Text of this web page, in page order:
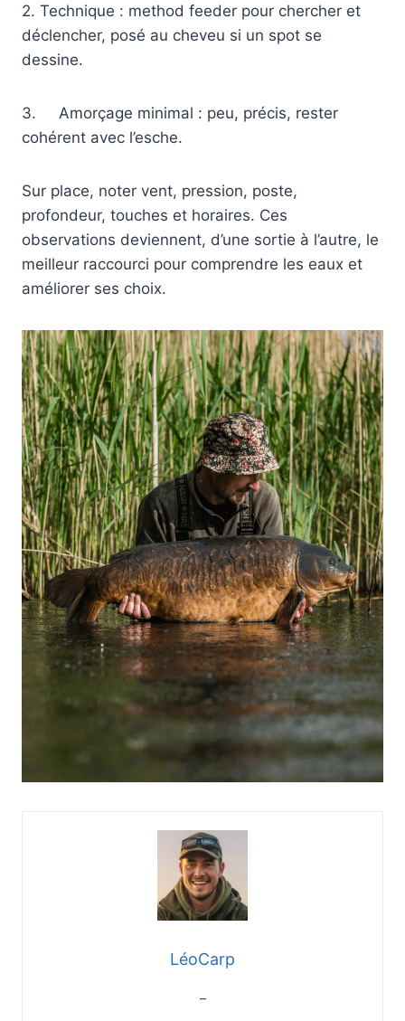
2. Technique : method feeder pour chercher et
déclencher, posé au cheveu si un spot se
dessine.
3. Amorçage minimal : peu, précis, rester
cohérent avec l’esche.
Sur place, noter vent, pression, poste,
profondeur, touches et horaires. Ces
observations deviennent, d’une sortie à l’autre, le
meilleur raccourci pour comprendre les eaux et
améliorer ses choix.
LéoCarp
–